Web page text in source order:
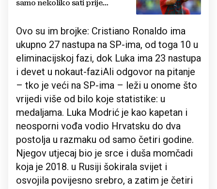
samo nekoliko sati prije
Ovo su im brojke: Cristiano Ronaldo ima
ukupno 27 nastupa na SP-ima, od toga 10 u
eliminacijskoj fazi, dok Luka ima 23 nastupa
i devet u nokaut-faziAli odgovor na pitanje
– tko je veći na SP-ima – leži u onome što
vrijedi više od bilo koje statistike: u
medaljama. Luka Modrić je kao kapetan i
neosporni vođa vodio Hrvatsku do dva
postolja u razmaku od samo četiri godine.
Njegov utjecaj bio je srce i duša momčadi
koja je 2018. u Rusiji šokirala svijet i
osvojila povijesno srebro, a zatim je četiri